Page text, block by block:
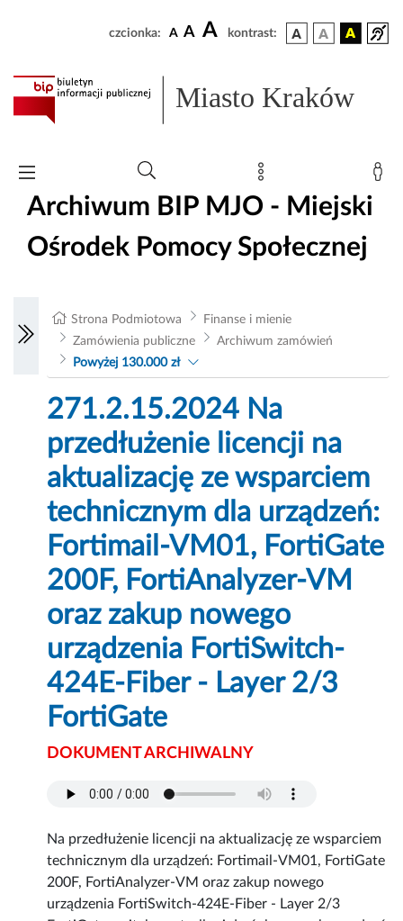
czcionka: A A A kontrast:
Miasto Kraków
Archiwum BIP MJO - Miejski
Ośrodek Pomocy Społecznej
Strona Podmiotowa
Finanse i mienie
Zamówienia publiczne
Archiwum zamówień
Powyżej 130.000 zł
271.2.15.2024 Na
przedłużenie licencji na
aktualizację ze wsparciem
technicznym dla urządzeń:
Fortimail-VM01, FortiGate
200F, FortiAnalyzer-VM
oraz zakup nowego
urządzenia FortiSwitch-
424E-Fiber - Layer 2/3
FortiGate
DOKUMENT ARCHIWALNY
Na przedłużenie licencji na aktualizację ze wsparciem
technicznym dla urządzeń: Fortimail-VM01, FortiGate
200F, FortiAnalyzer-VM oraz zakup nowego
urządzenia FortiSwitch-424E-Fiber - Layer 2/3